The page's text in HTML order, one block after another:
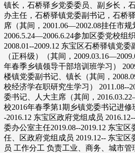
镇长，石桥驿乡党委委员、副乡长，
办主任，石桥驿镇党委副书记，石桥
席（其间，2001.06—2002.08挂任市规
2006.5.24—2006.6.24参加区委党校组
2008.01--2009.12 东宝区石桥驿镇党
（正科级）（其间，
年春季乡镇领导干部培训班学习）
楼镇党委副书记、镇长（其间，
校经济学在职研究生学习） 2011.08--
委书记、人大主席（其间，
校2016年春季第1期乡镇党委书记进修
-2016.12 东宝区政府党组成员
委办公室主任2019.08--2019.12 东宝
任、区政府党组成员 2019.12-- 东宝
员 工作分工 负责工业、商务、城市